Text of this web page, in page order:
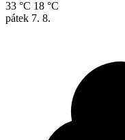
33 °C 18 °C
pátek 7. 8.